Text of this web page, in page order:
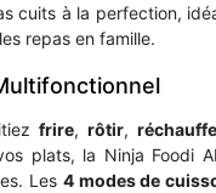
cuits à la perfection,
repas en famille.
frire, rôtir,
plats, la Ninja Foodi
Les 4 modes de